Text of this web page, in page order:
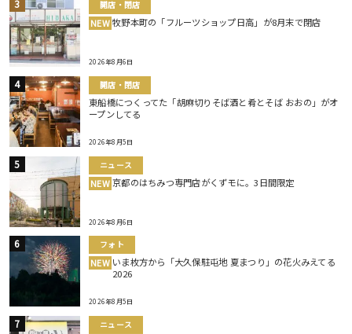
開店・閉店
NEW 牧野本町の「フルーツショップ日高」が8月末で閉店
2026年8月6日
開店・閉店
東船橋につくってた「胡麻切りそば酒と肴とそば おおの」がオ
ープンしてる
2026年8月5日
ニュース
NEW 京都のはちみつ専門店がくずモに。3日間限定
2026年8月6日
フォト
NEW いま枚方から「大久保駐屯地 夏まつり」の花火みえてる
2026
2026年8月5日
ニュース